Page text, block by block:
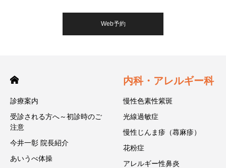
Web予約
診療案内
受診される方へ～初診時のご
注意
今井一彰 院長紹介
あいうべ体操
内科・アレルギー科
慢性色素性紫斑
光線過敏症
慢性じんま疹（蕁麻疹）
花粉症
アレルギー性鼻炎